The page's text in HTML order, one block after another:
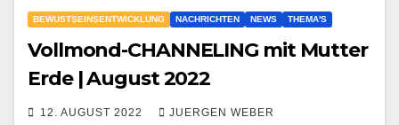
BEWUSTSEINSENTWICKLUNG NACHRICHTEN NEWS THEMA'S
Vollmond-CHANNELING mit Mutter
Erde | August 2022
12. AUGUST 2022 JUERGEN WEBER